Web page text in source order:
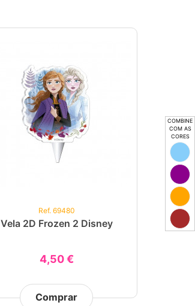
COMBINE
COM AS
CORES
Ref. 69480
Vela 2D Frozen 2 Disney
4,50 €
Comprar